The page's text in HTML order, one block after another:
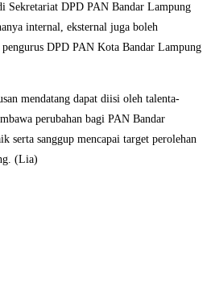
Sekretariat DPD PAN Bandar Lampung
internal, eksternal juga boleh
DPD PAN Kota Bandar Lampung
mendatang dapat diisi oleh talenta-
perubahan bagi PAN Bandar
serta sanggup mencapai target perolehan
(Lia)